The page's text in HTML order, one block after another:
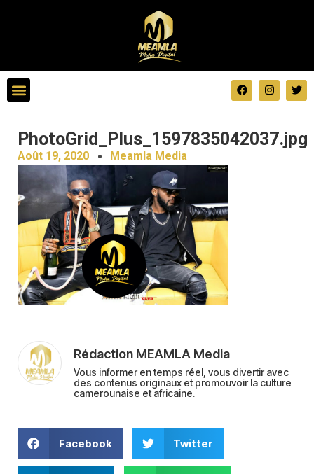
PhotoGrid_Plus_1597835042037.jpg
Août 19, 2020 Meamla Media
Rédaction MEAMLA Media
Vous informer en temps réel, vous divertir avec
des contenus originaux et promouvoir la culture
camerounaise et africaine.
Facebook Twitter